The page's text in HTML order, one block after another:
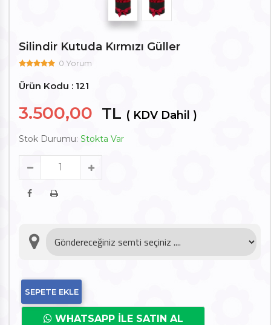
Silindir Kutuda Kırmızı Güller
0 Yorum
Ürün Kodu : 121
3.500,00 TL ( KDV Dahil )
Stok Durumu: Stokta Var
SEPETE EKLE
WHATSAPP İLE SATIN AL